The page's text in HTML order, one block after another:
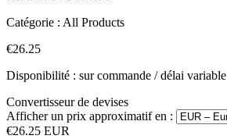
Catégorie : All Products
€26.25
Disponibilité : sur commande / délai variable
Convertisseur de devises
Afficher un prix approximatif en :
€26.25 EUR